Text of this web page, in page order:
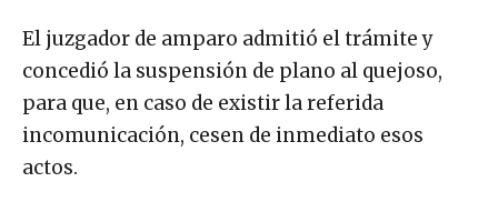
El juzgador de amparo admitió el trámite y
concedió la suspensión de plano al quejoso,
para que, en caso de existir la referida
incomunicación, cesen de inmediato esos
actos.